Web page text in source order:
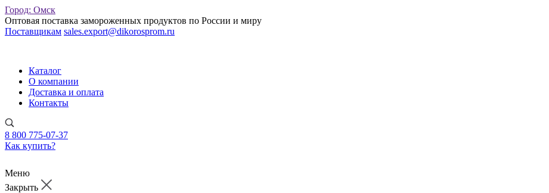
Город: Омск
Оптовая поставка замороженных продуктов по России и миру
Поставщикам sales.export@dikorosprom.ru
Каталог
О компании
Доставка и оплата
Контакты
8 800 775-07-37
Как купить?
Меню
Закрыть